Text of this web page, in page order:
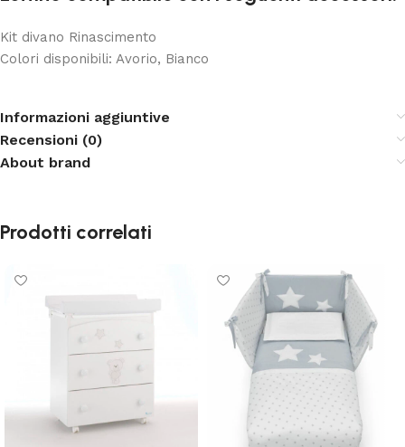
Kit divano Rinascimento
Colori disponibili: Avorio, Bianco
Informazioni aggiuntive
Recensioni (0)
About brand
Prodotti correlati